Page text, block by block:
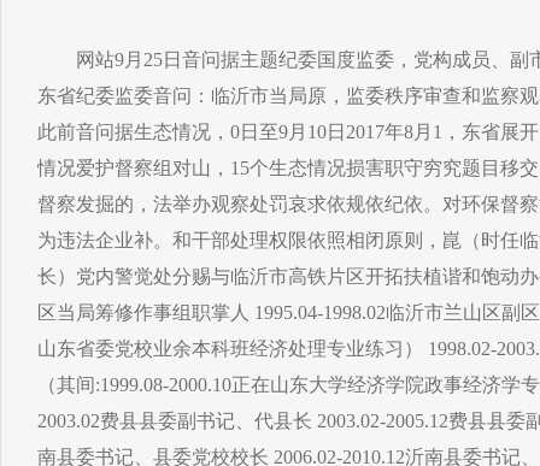
网站9月25日音问据主题纪委国度监委，党构成员、副
东省纪委监委音问：临沂市当局原，监委秩序审查和监察
此前音问据生态情况，0日至9月10日2017年8月1，东省展
情况爱护督察组对山，15个生态情况损害职守穷究题目移
督察发掘的，法举办观察处罚哀求依规依纪依。对环保督
为违法企业补。和干部处理权限依照相闭原则，崑（时任
长）党内警觉处分赐与临沂市高铁片区开拓扶植谐和饱动
区当局筹修作事组职掌人 1995.04-1998.02临沂市兰山区副
山东省委党校业余本科班经济处理专业练习） 1998.02-
（其间:1999.08-2000.10正在山东大学经济学院政事经济学
2003.02费县县委副书记、代县长 2003.02-2005.12费县县委
南县委书记、县委党校校长 2006.02-2010.12沂南县委书记